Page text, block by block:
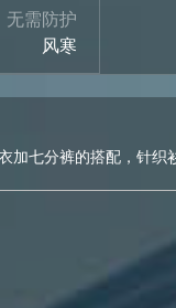
无需防护
风寒
加七分裤的搭配，针织